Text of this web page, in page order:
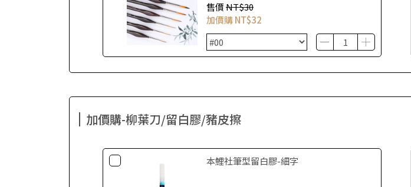
售價NT$30
加價購NT$32
加價購-柳葉刀/留白膠/豬皮擦
本鯉社筆型留白膠-細字